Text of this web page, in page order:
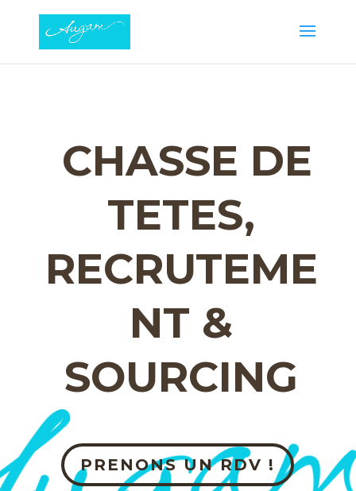
CHASSE DE
TETES,
RECRUTEME
NT &
SOURCING
PRENONS UN RDV !